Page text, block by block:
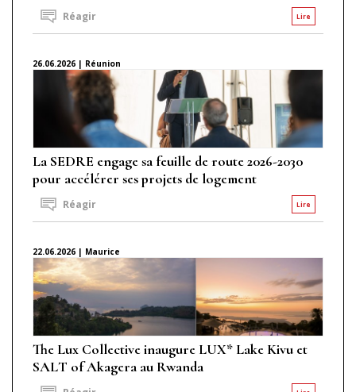
Lire
Réagir
26.06.2026 | Réunion
La SEDRE engage sa feuille de route 2026-2030
pour accélérer ses projets de logement
Lire
Réagir
22.06.2026 | Maurice
The Lux Collective inaugure LUX* Lake Kivu et
SALT of Akagera au Rwanda